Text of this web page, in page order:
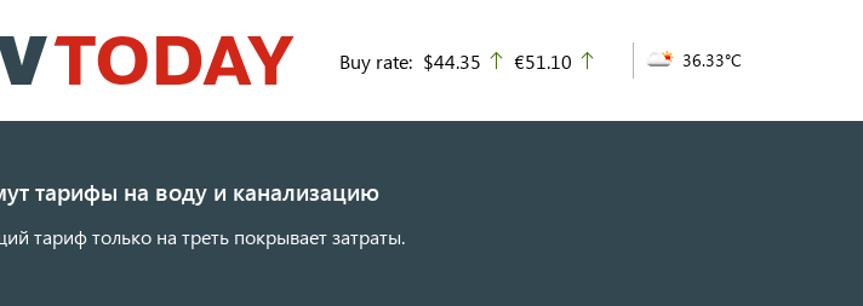
к
основному
Buy rate: $44.35 up
€51.10 36.33°C
тарифы на воду и канализацию
тариф только на треть покрывает затраты.